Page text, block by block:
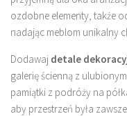
ozdobne elementy, także
nadając meblom unikalny
Dodawaj detale
galerię ścienną z
pamiątki z podróży na
aby przestrzeń była